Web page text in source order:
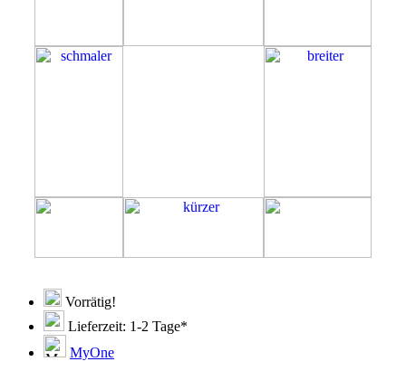
Vorrätig!
Lieferzeit: 1-2 Tage*
MyOne